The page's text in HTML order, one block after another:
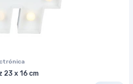
x 16 cm